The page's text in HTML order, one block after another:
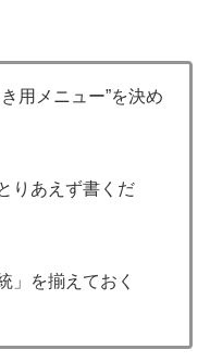
用メニュー”を決め
りあえず書くだ
」を揃えておく